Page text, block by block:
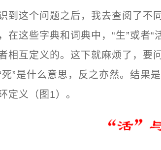
到这个问题之后，我去查阅了不
在这些字典和词典中，“生”或者“
相互定义的。这下就麻烦了，要
死”是什么意思，反之亦然。结果
定义（图1）。